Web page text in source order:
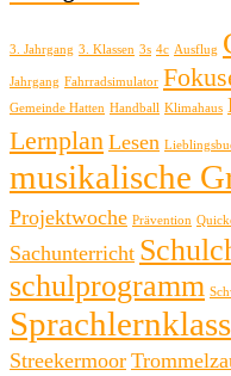
3. Jahrgang 3. Klassen 3s 4c Ausflug
Jahrgang Fahrradsimulator
Gemeinde Hatten Handball Klimahaus
Lernplan Lesen
musikalische
Projektwoche Prävention
Sachunterricht
schulprogramm
Streekermoor